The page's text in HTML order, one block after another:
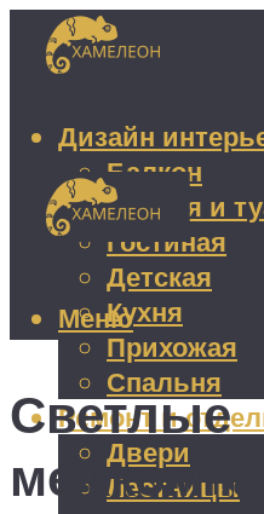
Дизайн
Балкон
Ванная и
Гостиная
Детская
Кухня
Прихожая
Спальня
Ремонт и
Двери
Лестницы
Меню
Светлые